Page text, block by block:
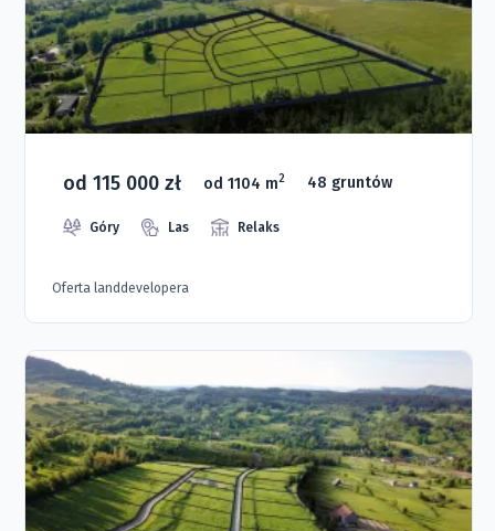
od 115 000 zł od 1104 m2 48 gruntów
Góry Las Relaks
Oferta landdevelopera